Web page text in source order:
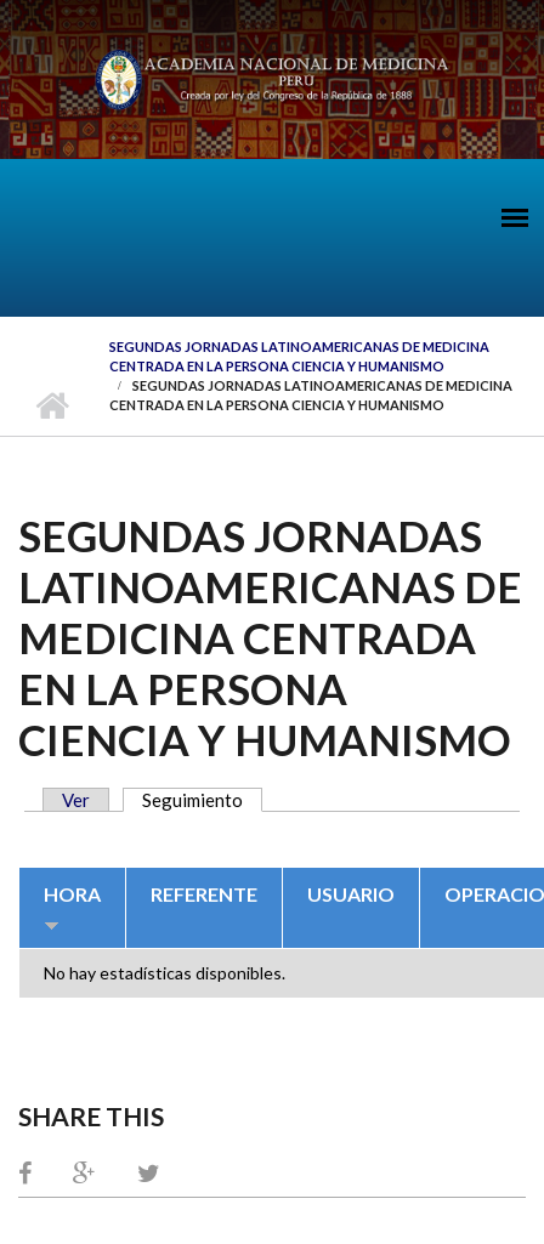
Pasar al contenido principal
SEGUNDAS JORNADAS LATINOAMERICANAS DE MEDICINA
CENTRADA EN LA PERSONA CIENCIA Y HUMANISMO
SEGUNDAS JORNADAS LATINOAMERICANAS DE MEDICINA
CENTRADA EN LA PERSONA CIENCIA Y HUMANISMO
SEGUNDAS JORNADAS
LATINOAMERICANAS DE
MEDICINA CENTRADA
EN LA PERSONA
CIENCIA Y HUMANISMO
Ver Seguimiento
HORA REFERENTE USUARIO
No hay estadísticas disponibles.
SHARE THIS